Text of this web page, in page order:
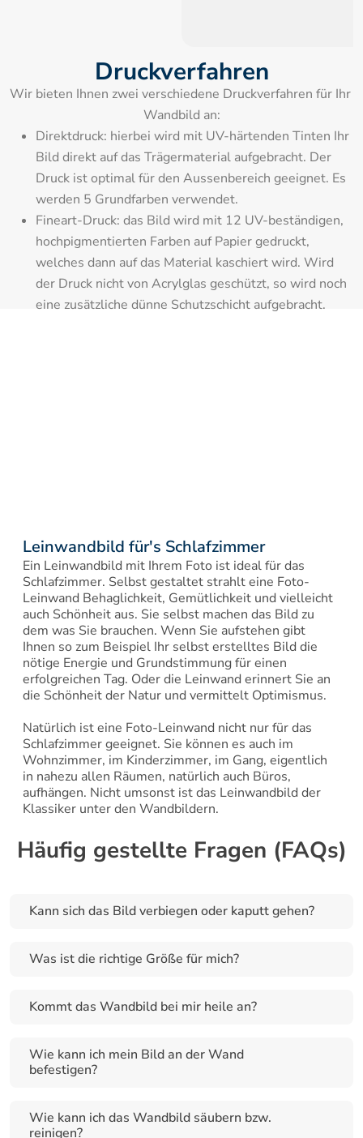
Druckverfahren
Wir bieten Ihnen zwei verschiedene Druckverfahren für Ihr
Wandbild an:
Direktdruck: hierbei wird mit UV-härtenden Tinten Ihr
Bild direkt auf das Trägermaterial aufgebracht. Der
Druck ist optimal für den Aussenbereich geeignet. Es
werden 5 Grundfarben verwendet.
Fineart-Druck: das Bild wird mit 12 UV-beständigen,
hochpigmentierten Farben auf Papier gedruckt,
welches dann auf das Material kaschiert wird. Wird
der Druck nicht von Acrylglas geschützt, so wird noch
eine zusätzliche dünne Schutzschicht aufgebracht.
Leinwandbild für's Schlafzimmer
Ein Leinwandbild mit Ihrem Foto ist ideal für das
Schlafzimmer. Selbst gestaltet strahlt eine Foto-
Leinwand Behaglichkeit, Gemütlichkeit und vielleicht
auch Schönheit aus. Sie selbst machen das Bild zu
dem was Sie brauchen. Wenn Sie aufstehen gibt
Ihnen so zum Beispiel Ihr selbst erstelltes Bild die
nötige Energie und Grundstimmung für einen
erfolgreichen Tag. Oder die Leinwand erinnert Sie an
die Schönheit der Natur und vermittelt Optimismus.
Natürlich ist eine Foto-Leinwand nicht nur für das
Schlafzimmer geeignet. Sie können es auch im
Wohnzimmer, im Kinderzimmer, im Gang, eigentlich
in nahezu allen Räumen, natürlich auch Büros,
aufhängen. Nicht umsonst ist das Leinwandbild der
Klassiker unter den Wandbildern.
Häufig gestellte Fragen (FAQs)
Kann sich das Bild verbiegen oder kaputt gehen?
Was ist die richtige Größe für mich?
Kommt das Wandbild bei mir heile an?
Wie kann ich mein Bild an der Wand
befestigen?
Wie kann ich das Wandbild säubern bzw.
reinigen?